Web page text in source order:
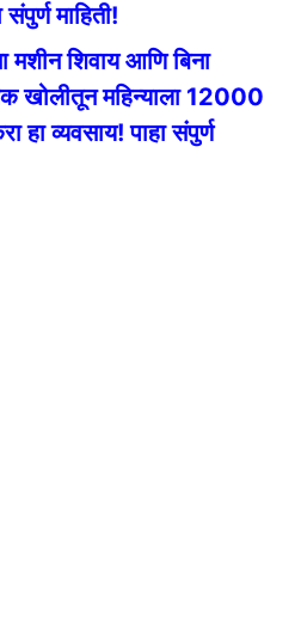
माहिती!
शिवाय आणि बिना
खोलीतून महिन्याला 12000
व्यवसाय! पाहा संपुर्ण